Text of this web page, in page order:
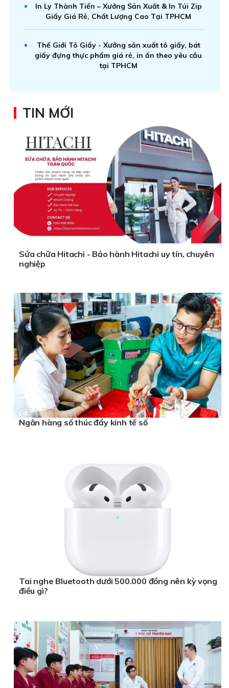
In Ly Thành Tiến – Xưởng Sản Xuất & In Túi Zip
Giấy Giá Rẻ, Chất Lượng Cao Tại TPHCM
Thế Giới Tô Giấy - Xưởng sản xuất tô giấy, bát
giấy đựng thực phẩm giá rẻ, in ấn theo yêu cầu
tại TPHCM
TIN MỚI
Sửa chữa Hitachi - Bảo hành Hitachi uy tín, chuyên
nghiệp
Ngân hàng số thúc đẩy kinh tế số
Tai nghe Bluetooth dưới 500.000 đồng nên kỳ vọng
điều gì?